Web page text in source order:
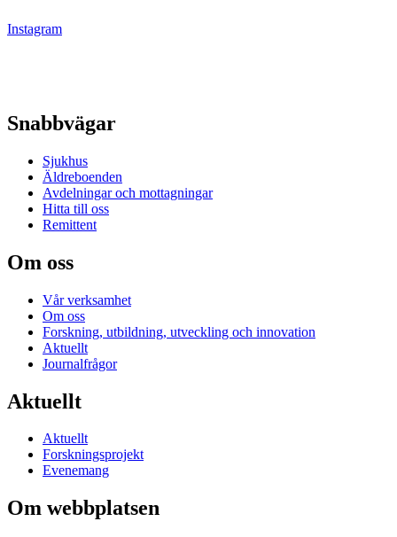
Instagram
Snabbvägar
Sjukhus
Äldreboenden
Avdelningar och mottagningar
Hitta till oss
Remittent
Om oss
Vår verksamhet
Om oss
Forskning, utbildning, utveckling och innovation
Aktuellt
Journalfrågor
Aktuellt
Aktuellt
Forskningsprojekt
Evenemang
Om webbplatsen